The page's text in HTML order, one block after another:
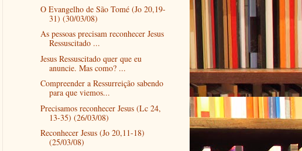
O Evangelho de São Tomé (Jo 20,19-
31) (30/03/08)
As pessoas precisam reconhecer Jesus
Ressuscitado ...
Jesus Ressuscitado quer que eu
anuncie. Mas como? ...
Compreender a Ressurreição sabendo
para que viemos...
Precisamos reconhecer Jesus (Lc 24,
13-35) (26/03/08)
Reconhecer Jesus (Jo 20,11-18)
(25/03/08)